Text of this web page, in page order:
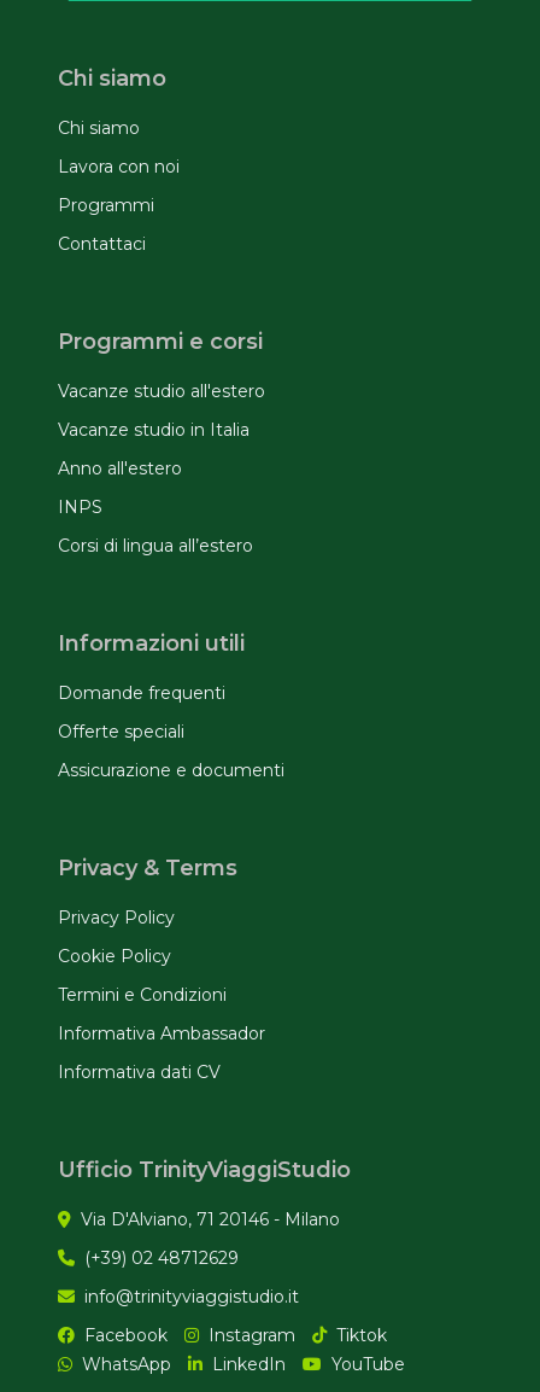
Chi siamo
Chi siamo
Lavora con noi
Programmi
Contattaci
Programmi e corsi
Vacanze studio all'estero
Vacanze studio in Italia
Anno all'estero
INPS
Corsi di lingua all’estero
Informazioni utili
Domande frequenti
Offerte speciali
Assicurazione e documenti
Privacy & Terms
Privacy Policy
Cookie Policy
Termini e Condizioni
Informativa Ambassador
Informativa dati CV
Ufficio TrinityViaggiStudio
Via D'Alviano, 71 20146 - Milano
(+39) 02 48712629
info@trinityviaggistudio.it
Facebook
Instagram
Tiktok
WhatsApp
LinkedIn YouTube